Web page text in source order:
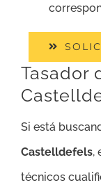
Tasador
Si está
Castelldefels,
técnicos